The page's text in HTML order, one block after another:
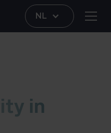
NL
in